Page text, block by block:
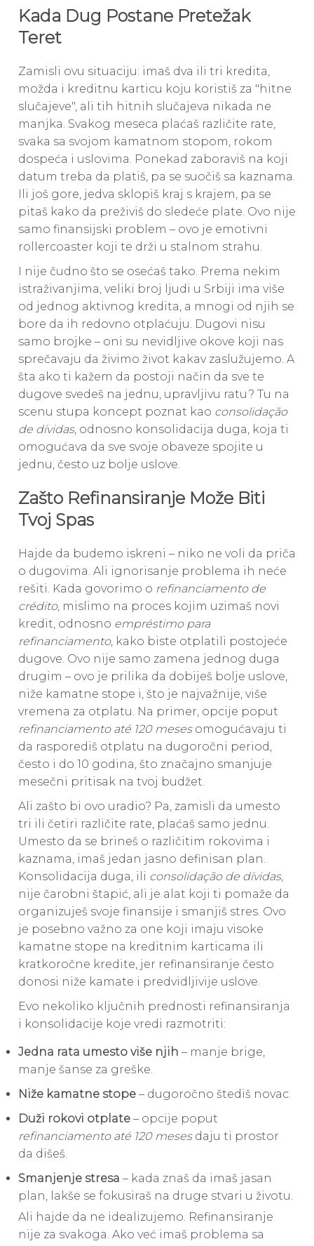
Kada Dug Postane Pretežak
Teret
Zamisli ovu situaciju: imaš dva ili tri kredita,
možda i kreditnu karticu koju koristiš za "hitne
slučajeve", ali tih hitnih slučajeva nikada ne
manjka. Svakog meseca plaćaš različite rate,
svaka sa svojom kamatnom stopom, rokom
dospeća i uslovima. Ponekad zaboraviš na koji
datum treba da platiš, pa se suočiš sa kaznama.
Ili još gore, jedva sklopiš kraj s krajem, pa se
pitaš kako da preživiš do sledeće plate. Ovo nije
samo finansijski problem – ovo je emotivni
rollercoaster koji te drži u stalnom strahu.
I nije čudno što se osećaš tako. Prema nekim
istraživanjima, veliki broj ljudi u Srbiji ima više
od jednog aktivnog kredita, a mnogi od njih se
bore da ih redovno otplaćuju. Dugovi nisu
samo brojke – oni su nevidljive okove koji nas
sprečavaju da živimo život kakav zaslužujemo. A
šta ako ti kažem da postoji način da sve te
dugove svedeš na jednu, upravljivu ratu? Tu na
scenu stupa koncept poznat kao consolidação
de dívidas, odnosno konsolidacija duga, koja ti
omogućava da sve svoje obaveze spojite u
jednu, često uz bolje uslove.
Zašto Refinansiranje Može Biti
Tvoj Spas
Hajde da budemo iskreni – niko ne voli da priča
o dugovima. Ali ignorisanje problema ih neće
rešiti. Kada govorimo o refinanciamento de
crédito, mislimo na proces kojim uzimaš novi
kredit, odnosno empréstimo para
refinanciamento, kako biste otplatili postojeće
dugove. Ovo nije samo zamena jednog duga
drugim – ovo je prilika da dobiješ bolje uslove,
niže kamatne stope i, što je najvažnije, više
vremena za otplatu. Na primer, opcije poput
refinanciamento até 120 mesesomogućavaju ti
da rasporediš otplatu na dugoročni period,
često i do 10 godina, što značajno smanjuje
mesečni pritisak na tvoj budžet.
Ali zašto bi ovo uradio? Pa, zamisli da umesto
tri ili četiri različite rate, plaćaš samo jednu.
Umesto da se brineš o različitim rokovima i
kaznama, imaš jedan jasno definisan plan.
Konsolidacija duga, ili consolidação de dívidas,
nije čarobni štapić, ali je alat koji ti pomaže da
organizuješ svoje finansije i smanjiš stres. Ovo
je posebno važno za one koji imaju visoke
kamatne stope na kreditnim karticama ili
kratkoročne kredite, jer refinansiranje često
donosi niže kamate i predvidljivije uslove.
Evo nekoliko ključnih prednosti refinansiranja
i konsolidacije koje vredi razmotriti:
Jedna rata umesto više njih – manje brige,
manje šanse za greške.
Niže kamatne stope – dugoročno štediš novac.
Duži rokovi otplate – opcije poput
refinanciamento até 120 mesesdaju ti prostor
da dišeš.
Smanjenje stresa – kada znaš da imaš jasan
plan, lakše se fokusiraš na druge stvari u životu.
Ali hajde da ne idealizujemo. Refinansiranje
nije za svakoga. Ako već imaš problema sa